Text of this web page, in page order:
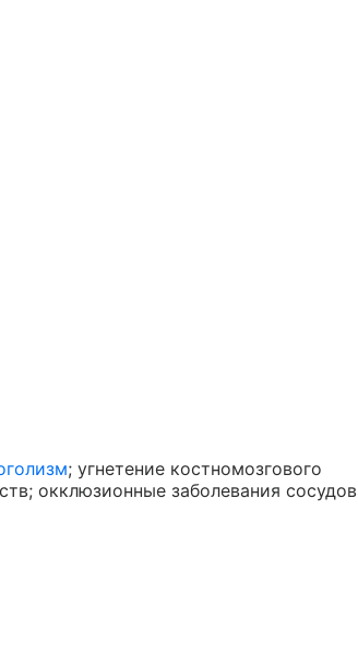
; угнетение костномозгового
окклюзионные заболевания сосудов